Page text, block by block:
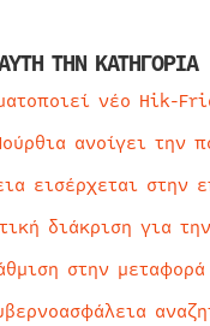
ΤΗΝ ΚΑΤΗΓΟΡΙΑ
νέο Hik-
ανοίγει την
εισέρχεται στην
διάκριση για
στην